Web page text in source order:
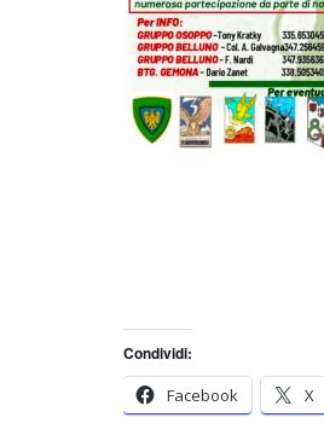
Condividi:
Facebook
X